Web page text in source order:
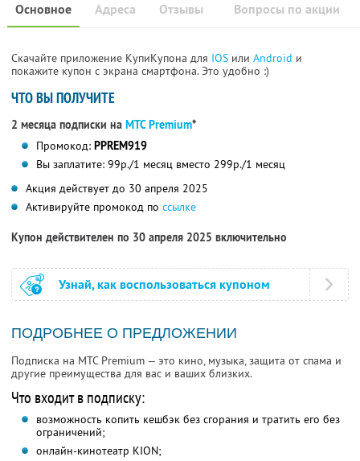
Основное Отзывы Вопросы по акции
Адреса
Скачайте приложение КупиКупона для IOS или Android и
покажите купон с экрана смартфона. Это удобно :)
ЧТО ВЫ ПОЛУЧИТЕ
2 месяца подписки на МТС Premium*
Промокод: PPREM919
Вы заплатите: 99р./1 месяц вместо 299р./1 месяц
Акция действует до 30 апреля 2025
Активируйте промокод по ссылке
Купон действителен по 30 апреля 2025 включительно
Узнай, как воспользоваться купоном
ПОДРОБНЕЕ О ПРЕДЛОЖЕНИИ
Подписка на МТС Premium — это кино, музыка, защита от спама и
другие преимущества для вас и ваших близких.
Что входит в подписку:
возможность копить кешбэк без сгорания и тратить его без
ограничений;
онлайн-кинотеатр KION;